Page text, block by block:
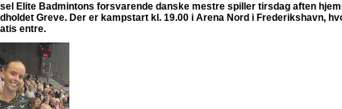
Elite Badmintons forsvarende danske mestre spiller tirsdag aften
Greve. Der er kampstart kl. 19.00 i Arena Nord i Frederikshavn,
entre.